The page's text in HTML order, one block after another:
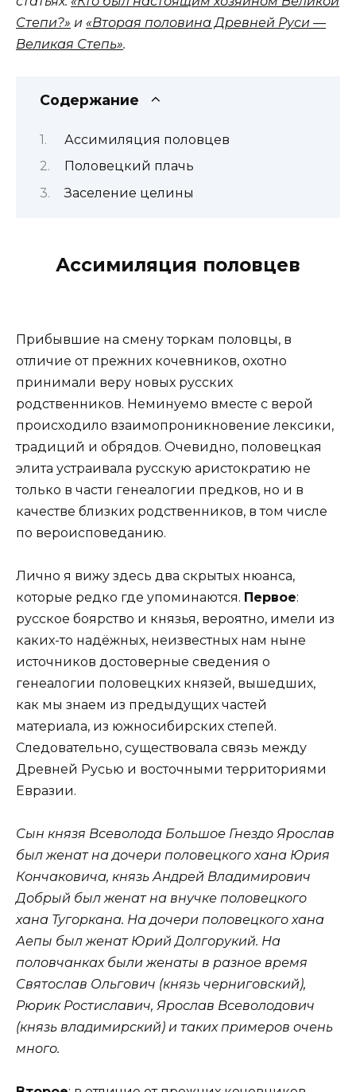
Степи?» и «Вторая половина Древней Руси —
Великая Степь».
Содержание
Ассимиляция половцев
Половецкий плачь
Заселение целины
Ассимиляция половцев
Прибывшие на смену торкам половцы, в
отличие от прежних кочевников, охотно
принимали веру новых русских
родственников. Неминуемо вместе с верой
происходило взаимопроникновение лексики,
традиций и обрядов. Очевидно, половецкая
элита устраивала русскую аристократию не
только в части генеалогии предков, но и в
качестве близких родственников, в том числе
по вероисповеданию.
Лично я вижу здесь два скрытых нюанса,
которые редко где упоминаются. Первое:
русское боярство и князья, вероятно, имели из
каких-то надёжных, неизвестных нам ныне
источников достоверные сведения о
генеалогии половецких князей, вышедших,
как мы знаем из предыдущих частей
материала, из южносибирских степей.
Следовательно, существовала связь между
Древней Русью и восточными территориями
Евразии.
Сын князя Всеволода Большое Гнездо Ярослав
был женат на дочери половецкого хана Юрия
Кончаковича, князь Андрей Владимирович
Добрый был женат на внучке половецкого
хана Тугоркана. На дочери половецкого хана
Аепы был женат Юрий Долгорукий. На
половчанках были женаты в разное время
Святослав Ольгович (князь черниговский),
Рюрик Ростиславич, Ярослав Всеволодович
(князь владимирский) и таких примеров очень
много.